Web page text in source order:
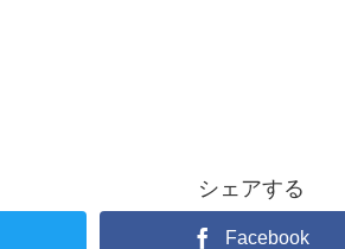
シェアする
Facebook